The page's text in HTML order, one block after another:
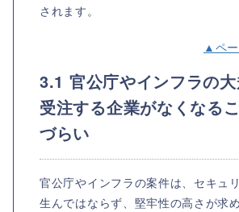
されます。
▲ペ
3.1 官公庁やインフラの
受注する企業がなくなる
づらい
官公庁やインフラの案件は、セキュ
生んではならず、堅牢性の高さが求